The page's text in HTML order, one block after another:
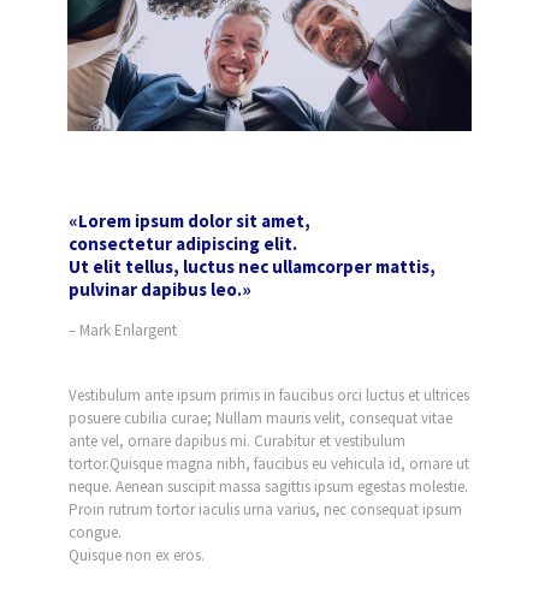
«Lorem ipsum dolor sit amet,
consectetur adipiscing elit.
Ut elit tellus, luctus nec ullamcorper mattis,
pulvinar dapibus leo.»
– Mark Enlargent
Vestibulum ante ipsum primis in faucibus orci luctus et ultrices
posuere cubilia curae; Nullam mauris velit, consequat vitae
ante vel, ornare dapibus mi. Curabitur et vestibulum
tortor.Quisque magna nibh, faucibus eu vehicula id, ornare ut
neque. Aenean suscipit massa sagittis ipsum egestas molestie.
Proin rutrum tortor iaculis urna varius, nec consequat ipsum
congue.
Quisque non ex eros.